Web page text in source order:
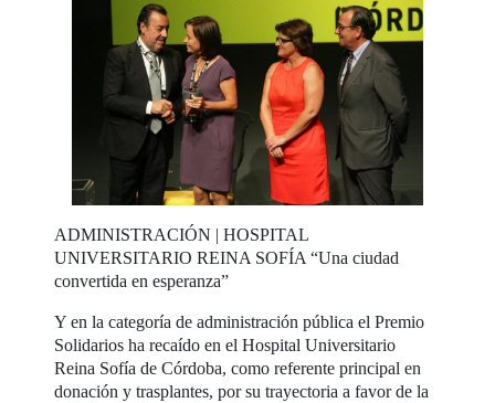
ADMINISTRACIÓN | HOSPITAL
UNIVERSITARIO REINA SOFÍA “Una ciudad
convertida en esperanza”
Y en la categoría de administración pública el Premio
Solidarios ha recaído en el Hospital Universitario
Reina Sofía de Córdoba, como referente principal en
donación y trasplantes, por su trayectoria a favor de la